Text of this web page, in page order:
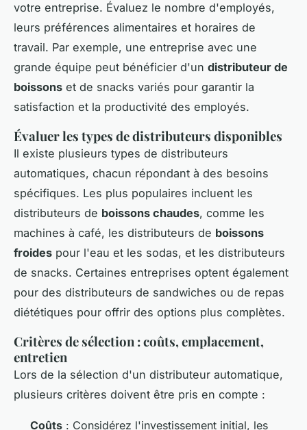
votre entreprise. Évaluez le nombre d'employés,
leurs préférences alimentaires et horaires de
travail. Par exemple, une entreprise avec une
grande équipe peut bénéficier d'un distributeur de
boissons et de snacks variés pour garantir la
satisfaction et la productivité des employés.
Évaluer les types de distributeurs disponibles
Il existe plusieurs types de distributeurs
automatiques, chacun répondant à des besoins
spécifiques. Les plus populaires incluent les
distributeurs de boissons chaudes, comme les
machines à café, les distributeurs de boissons
froides pour l'eau et les sodas, et les distributeurs
de snacks. Certaines entreprises optent également
pour des distributeurs de sandwiches ou de repas
diététiques pour offrir des options plus complètes.
Critères de sélection : coûts, emplacement,
entretien
Lors de la sélection d'un distributeur automatique,
plusieurs critères doivent être pris en compte :
Coûts : Considérez l'investissement initial, les